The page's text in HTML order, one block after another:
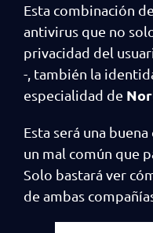
Esta combinación
antivirus que no
privacidad del
-, también la
especialidad de
Esta será una
un mal común que
Solo bastará ver
de ambas